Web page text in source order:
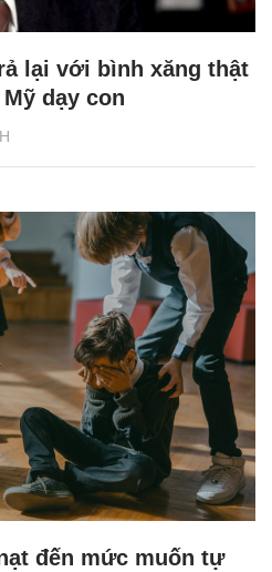
lại với bình xăng thật
dạy con
đến mức muốn tự